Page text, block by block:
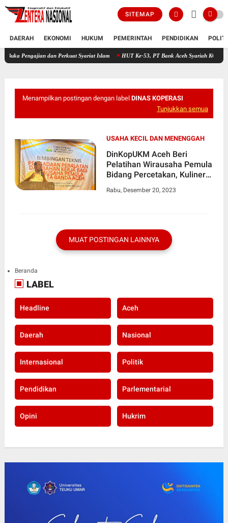
SITEMAP
DAERAH EKONOMI HUKUM PEMERINTAH PENDIDIKAN
dan Perkuat Syariat Islam HUT Ke-53, PT Bank Aceh Syariah KC Bireuen Himpun
Menampilkan postingan dengan label DINAS KOPERASI
Tunjukkan semua
USAHA KECIL DAN MENENGGAH
DinKopUKM Aceh Beri
Pelatihan Wirausaha Pemula
Bidang Percetakan, Kuliner
Rabu, Desember 20, 2023
MUAT POSTINGAN LAINNYA
Beranda
LABEL
Headline Aceh
Daerah Nasional
Internasional Politik
Pendidikan Parlementarial
Opini Hukrim